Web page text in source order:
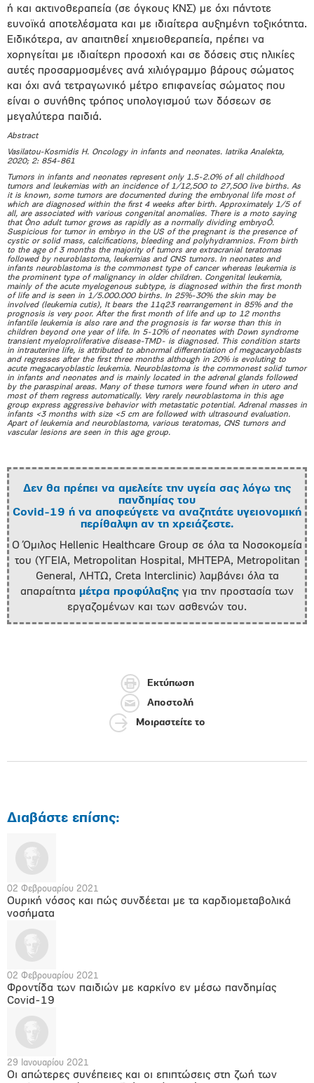
ή και ακτινοθεραπεία (σε όγκους ΚΝΣ) με όχι πάντοτε
ευνοϊκά αποτελέσματα και με ιδιαίτερα αυξημένη τοξικότητα.
Ειδικότερα, αν απαιτηθεί χημειοθεραπεία, πρέπει να
χορηγείται με ιδιαίτερη προσοχή και σε δόσεις στις ηλικίες
αυτές προσαρμοσμένες ανά χιλιόγραμμο βάρους σώματος
και όχι ανά τετραγωνικό μέτρο επιφανείας σώματος που
είναι ο συνήθης τρόπος υπολογισμού των δόσεων σε
μεγαλύτερα παιδιά.
Abstract
Vasilatou-Kosmidis H. Oncology in infants and neonates. Iatrika Analekta,
2020; 2: 854-861
Tumors in infants and neonates represent only 1.5-2.0% of all childhood
tumors and leukemias with an incidence of 1/12,500 to 27,500 live births. As
it is known, some tumors are documented during the embryonal life most of
which are diagnosed within the first 4 weeks after birth. Approximately 1/5 of
all, are associated with various congenital anomalies. There is a moto saying
that Òno adult tumor grows as rapidly as a normally dividing embryoÓ.
Suspicious for tumor in embryo in the US of the pregnant is the presence of
cystic or solid mass, calcifications, bleeding and polyhydramnios. From birth
to the age of 3 months the majority of tumors are extracranial teratomas
followed by neuroblastoma, leukemias and CNS tumors. In neonates and
infants neuroblastoma is the commonest type of cancer whereas leukemia is
the prominent type of malignancy in older children. Congenital leukemia,
mainly of the acute myelogenous subtype, is diagnosed within the first month
of life and is seen in 1/5.000.000 births. In 25%-30% the skin may be
involved (leukemia cutis), It bears the 11q23 rearrangement in 85% and the
prognosis is very poor. After the first month of life and up to 12 months
infantile leukemia is also rare and the prognosis is far worse than this in
children beyond one year of life. In 5-10% of neonates with Down syndrome
transient myeloproliferative disease-TMD- is diagnosed. This condition starts
in intrauterine life, is attributed to abnormal differentiation of megacaryoblasts
and regresses after the first three months although in 20% is evoluting to
acute megacaryoblastic leukemia. Neuroblastoma is the commonest solid tumor
in infants and neonates and is mainly located in the adrenal glands followed
by the paraspinal areas. Many of these tumors were found when in utero and
most of them regress automatically. Very rarely neuroblastoma in this age
group express aggressive behavior with metastatic potential. Adrenal masses in
infants <3 months with size <5 cm are followed with ultrasound evaluation.
Apart of leukemia and neuroblastoma, various teratomas, CNS tumors and
vascular lesions are seen in this age group.
Δεν θα πρέπει να αμελείτε την υγεία σας λόγω της
πανδημίας του
Covid-19 ή να αποφεύγετε να αναζητάτε υγειονομική
περίθαλψη αν τη χρειάζεστε.
Ο Όμιλος Hellenic Healthcare Group σε όλα τα Νοσοκομεία
του (ΥΓΕΙΑ, Metropolitan Hospital, ΜΗΤΕΡΑ, Metropolitan
General, ΛΗΤΩ, Creta Interclinic) λαμβάνει όλα τα
απαραίτητα μέτρα προφύλαξης για την προστασία των
εργαζομένων και των ασθενών του.
Εκτύπωση
Αποστολή
Μοιραστείτε το
Διαβάστε επίσης:
02 Φεβρουαρίου 2021
Ουρική νόσος και πώς συνδέεται με τα καρδιομεταβολικά
νοσήματα
02 Φεβρουαρίου 2021
Φροντίδα των παιδιών με καρκίνο εν μέσω πανδημίας
Covid-19
29 Ιανουαρίου 2021
Οι απώτερες συνέπειες και οι επιπτώσεις στη ζωή των